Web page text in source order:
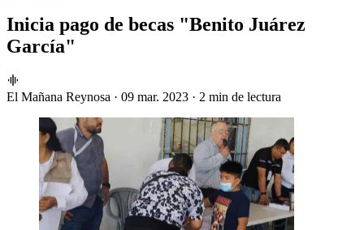
Inicia pago de becas "Benito Juárez
García"
El Mañana Reynosa · 09 mar. 2023 · 2 min de lectura